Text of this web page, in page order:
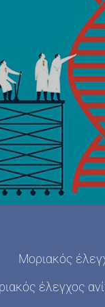
Mοριακός
έλεγχος